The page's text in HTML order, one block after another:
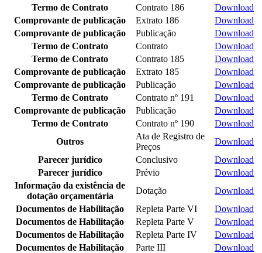
Termo de Contrato
Contrato 186
Download
Comprovante de publicação
Extrato 186
Download
Comprovante de publicação
Publicação
Download
Termo de Contrato
Contrato
Download
Termo de Contrato
Contrato 185
Download
Comprovante de publicação
Extrato 185
Download
Comprovante de publicação
Publicação
Download
Termo de Contrato
Contrato nº 191
Download
Comprovante de publicação
Publicação
Download
Termo de Contrato
Contrato nº 190
Download
Outros
Ata de Registro de
Preços
Download
Parecer jurídico
Conclusivo
Download
Parecer jurídico
Prévio
Download
Informação da existência de
dotação orçamentária
Dotação
Download
Documentos de Habilitação
Repleta Parte VI
Download
Documentos de Habilitação
Repleta Parte V
Download
Documentos de Habilitação
Repleta Parte IV
Download
Documentos de Habilitação
Parte III
Download